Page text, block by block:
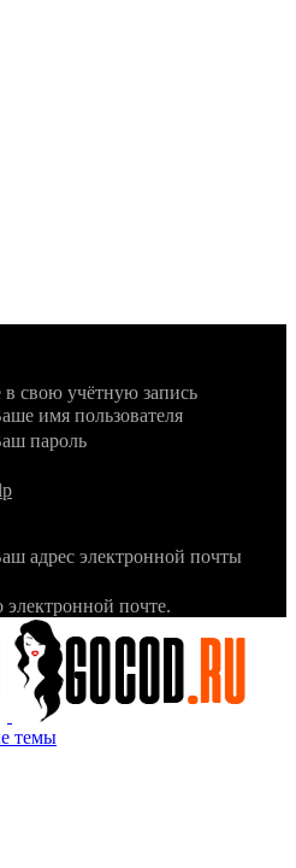
свою учётную запись
имя пользователя
пароль
адрес электронной почты
почте.
темы